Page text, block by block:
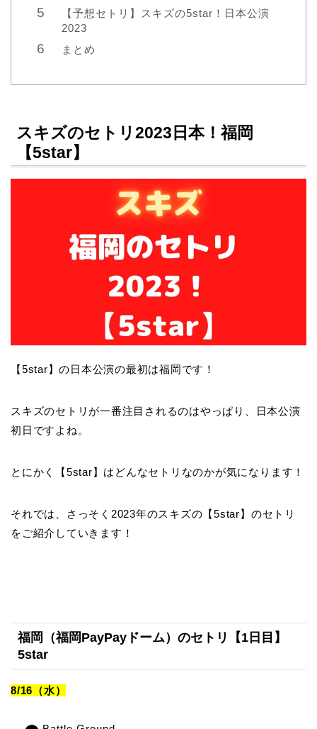
【予想セトリ】スキズの5star！日本公演
2023
まとめ
スキズのセトリ2023日本！福岡
【5star】
【5star】の日本公演の最初は福岡です！
スキズのセトリが一番注目されるのはやっぱり、日本公演
初日ですよね。
とにかく【5star】はどんなセトリなのかが気になります！
それでは、さっそく2023年のスキズの【5star】のセトリ
をご紹介していきます！
福岡（福岡PayPayドーム）のセトリ【1日目】
5star
8/16（水）